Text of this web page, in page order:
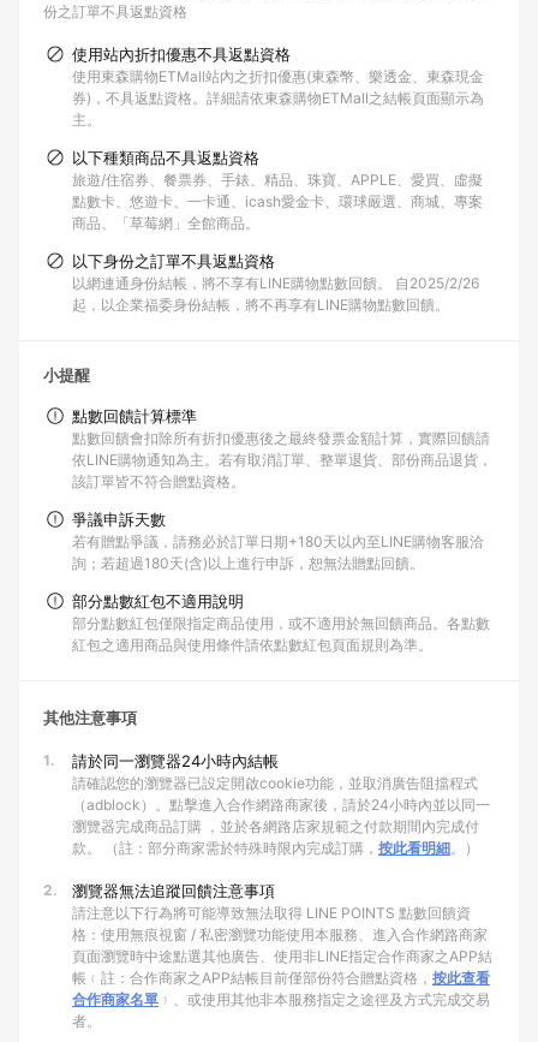
份之訂單不具返點資格
使用站內折扣優惠不具返點資格
使用東森購物ETMall站內之折扣優惠(東森幣、樂透金、東森現金
券)，不具返點資格。詳細請依東森購物ETMall之結帳頁面顯示為
主。
以下種類商品不具返點資格
旅遊/住宿券、餐票券、手錶、精品、珠寶、APPLE、愛買、虛擬
點數卡、悠遊卡、一卡通、icash愛金卡、環球嚴選、商城、專案
商品、「草莓網」全館商品。
以下身份之訂單不具返點資格
以網連通身份結帳，將不享有LINE購物點數回饋。 自2025/2/26
起，以企業福委身份結帳，將不再享有LINE購物點數回饋。
小提醒
點數回饋計算標準
點數回饋會扣除所有折扣優惠後之最終發票金額計算，實際回饋請
依LINE購物通知為主。若有取消訂單、整單退貨、部份商品退貨，
該訂單皆不符合贈點資格。
爭議申訴天數
若有贈點爭議，請務必於訂單日期+180天以內至LINE購物客服洽
詢；若超過180天(含)以上進行申訴，恕無法贈點回饋。
部分點數紅包不適用說明
部分點數紅包僅限指定商品使用，或不適用於無回饋商品。各點數
紅包之適用商品與使用條件請依點數紅包頁面規則為準。
其他注意事項
1. 請於同一瀏覽器24小時內結帳
請確認您的瀏覽器已設定開啟cookie功能，並取消廣告阻擋程式
（adblock）。點擊進入合作網路商家後，請於24小時內並以同一
瀏覽器完成商品訂購 ，並於各網路店家規範之付款期間內完成付
款。 （註：部分商家需於特殊時限內完成訂購， 按此看明細。）
2. 瀏覽器無法追蹤回饋注意事項
請注意以下行為將可能導致無法取得 LINE POINTS 點數回饋資
格：使用無痕視窗 / 私密瀏覽功能使用本服務、進入合作網路商家
頁面瀏覽時中途點選其他廣告、使用非LINE指定合作商家之APP結
帳﹙註：合作商家之APP結帳目前僅部份符合贈點資格， 按此查看
合作商家名單 ﹚、或使用其他非本服務指定之途徑及方式完成交易
者。